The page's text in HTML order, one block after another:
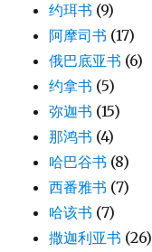
约珥书 (9)
阿摩司书 (17)
俄巴底亚书 (6)
约拿书 (5)
弥迦书 (15)
那鸿书 (4)
哈巴谷书 (8)
西番雅书 (7)
哈该书 (7)
撒迦利亚书 (26)